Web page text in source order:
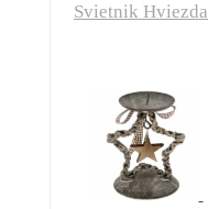
Svietnik Hviezda